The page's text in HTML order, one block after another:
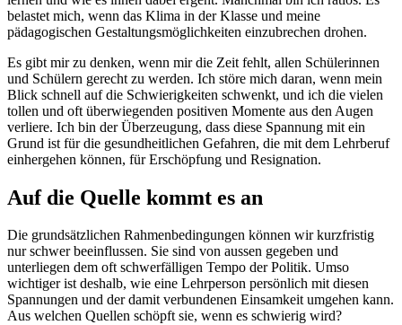
belastet mich, wenn das Klima in der Klasse und meine
pädagogischen Gestaltungsmöglichkeiten einzubrechen drohen.
Es gibt mir zu denken, wenn mir die Zeit fehlt, allen Schülerinnen
und Schülern gerecht zu werden. Ich störe mich daran, wenn mein
Blick schnell auf die Schwierigkeiten schwenkt, und ich die vielen
tollen und oft überwiegenden positiven Momente aus den Augen
verliere. Ich bin der Überzeugung, dass diese Spannung mit ein
Grund ist für die gesundheitlichen Gefahren, die mit dem Lehrberuf
einhergehen können, für Erschöpfung und Resignation.
Auf die Quelle kommt es an
Die grundsätzlichen Rahmenbedingungen können wir kurzfristig
nur schwer beeinflussen. Sie sind von aussen gegeben und
unterliegen dem oft schwerfälligen Tempo der Politik. Umso
wichtiger ist deshalb, wie eine Lehrperson persönlich mit diesen
Spannungen und der damit verbundenen Einsamkeit umgehen kann.
Aus welchen Quellen schöpft sie, wenn es schwierig wird?